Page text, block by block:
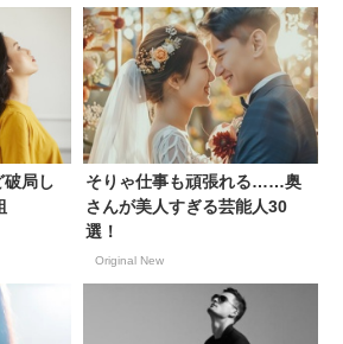
局し
そりゃ仕事も頑張れる……奥
さんが美人すぎる芸能人30
選！
Original New